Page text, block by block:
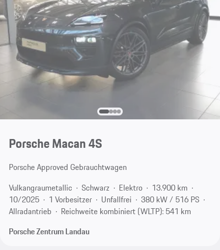
Porsche Macan 4S
Porsche Approved Gebrauchtwagen
Vulkangraumetallic
Schwarz Elektro
13.900 km
10/2025
1 Vorbesitzer Unfallfrei
380 kW / 516 PS
Allradantrieb
Reichweite kombiniert (WLTP): 541 km
Porsche Zentrum Landau